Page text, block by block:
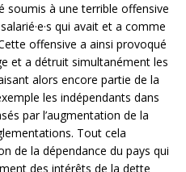
soumis à une terrible offensive
qui avait et a comme
offensive a ainsi provoqué
et a détruit simultanément les
alors encore partie de la
les indépendants dans
par l’augmentation de la
Tout cela
de la dépendance du pays qui
des intérêts de la dette